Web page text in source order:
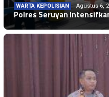
WARTA KEPOLISIAN Agustus 6,
Polres Seruyan